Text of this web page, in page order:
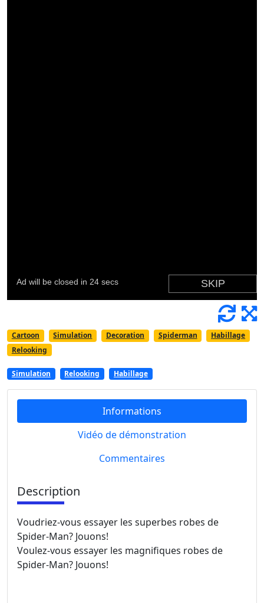
Cartoon Simulation Decoration Spiderman
Habillage
Relooking
Simulation Relooking Habillage
Informations
Vidéo de démonstration
Commentaires
Description
Voudriez-vous essayer les superbes robes de
Spider-Man? Jouons!
Voulez-vous essayer les magnifiques robes de
Spider-Man? Jouons!